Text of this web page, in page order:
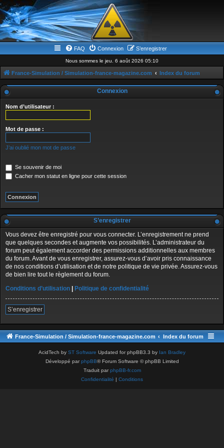
FAQ Connexion S’enregistrer
Nous sommes le jeu. 6 août 2026 05:10
France-Simulation / Simulation-france-magazine.com Index du forum
Connexion
Nom d’utilisateur :
Mot de passe :
J’ai oublié mon mot de passe
Se souvenir de moi
Cacher mon statut en ligne pour cette session
S’enregistrer
Vous devez être enregistré pour vous connecter. L’enregistrement ne prend
que quelques secondes et augmente vos possibilités. L’administrateur du
forum peut également accorder des permissions additionnelles aux membres
du forum. Avant de vous enregistrer, assurez-vous d’avoir pris connaissance
de nos conditions d’utilisation et de notre politique de vie privée. Assurez-vous
de bien lire tout le règlement du forum.
Conditions d’utilisation
Politique de confidentialité
S’enregistrer
France-Simulation / Simulation-france-magazine.com Index du forum
AcidTech by ST Software Updated for phpBB3.3 by Ian Bradley
Développé parphpBB® Forum Software © phpBB Limited
Traduit parphpBB-fr.com
Confidentialité | Conditions